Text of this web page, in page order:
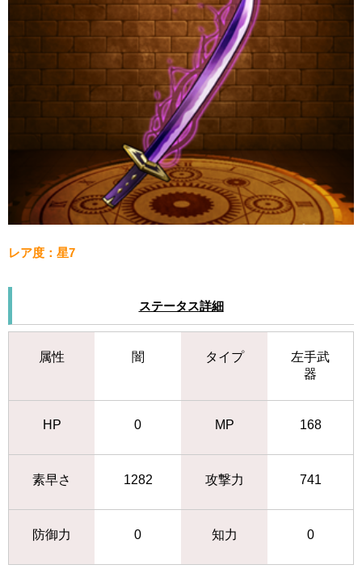
レア度：星7
ステータス詳細
属性 闇 タイプ
左手武
器
HP 0 MP 168
素早さ 1282 攻撃力 741
防御力 0 知力 0